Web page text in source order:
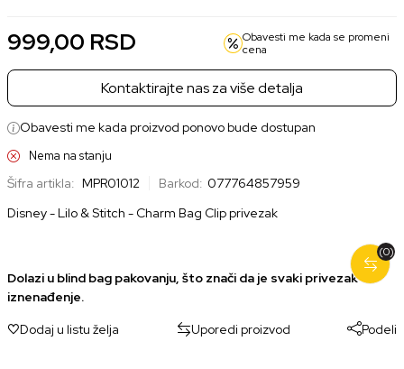
999,00 RSD
Obavesti me kada se promeni
cena
Kontaktirajte nas za više detalja
Obavesti me kada proizvod ponovo bude dostupan
Nema na stanju
Šifra artikla: MPR01012 Barkod: 077764857959
Disney - Lilo & Stitch - Charm Bag Clip privezak
Dolazi u blind bag pakovanju, što znači da je svaki privezak
iznenađenje.
Dodaj u listu želja
Uporedi proizvod Podeli
(0)